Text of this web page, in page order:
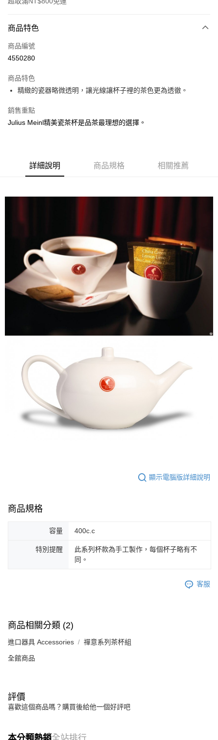
信用卡一次付款
超商取貨付款
Apple Pay
街口支付
悠遊付
AFTEE先享後付
【「AFTEE先享後付」結帳流程】
１．於結帳方式選擇「AFTEE先享後付」後，將跳轉至「AFTEE先享後付」
結帳頁面，進行簡訊認證並確認金額後，即可完成結帳。
２．訂單成立數日內，您將收到繳費通知簡訊。
３．收到繳費通知簡訊後14天內，點擊此簡訊中的連結，可透過四大超商／
ATM／網路銀行／等多元方式進行付款，方視為交易完成。
※ 請注意：結帳手續完成當下不需立刻繳費，但若您需要取消訂單，請聯絡
購買商品的店家。未經商家同意取消之訂單仍視為有效，需透過AFTEE先享
※ 交易是否成功請以「AFTEE先享後付 」之結帳頁面顯示為準，若有關於
是否繳費成功／繳費後需取消欲退款等相關疑問，請聯繫「AFTEE先享後付
【注意事項】
１．透過由恩沛科技股份有限公司提供之「AFTEE先享後付」服務完成之交
易，需依本服務之必要範圍內提供個人資料，並將交易相關給付款項請求債
權轉讓予恩沛科技股份有限公司。
２．關於個人資料處理事宜，請瀏覽以下網址：
https://aftee.tw/terms/#terms3
３．未成年的使用者請事先徵得法定代理人或監護人之同意方可使用
「AFTEE先享後付」，若未經同意申辦者引起之損失，本公司不負相關責
恩沛科技股份有限公司將有權停止該用戶之使用額度並採取法律行動。
全家取貨付款
每筆NT$60，滿NT$800(含以上)免運費
7-11取貨付款
每筆NT$60，滿NT$2,000(含以上)免運費
付款後7-11取貨(快速到店)
每筆NT$200，滿NT$1,500(含以上)免運費
付款後門市自取
免運費
每筆NT$180，滿NT$2,500(含以上)免運費
商品特色
商品編號
4550280
商品特色
精緻的瓷器略微透明，讓光線讓杯子裡的茶色更為透徹。
銷售重點
Julius Meinl精美瓷茶杯是品茶最理想的選擇。
詳細說明 商品規格 相關推薦
顯示電腦版詳細說明
商品規格
容量 400c.c
特別提醒
此系列杯款為手工製作，每個杯子略有不
同。
客服
商品相關分類 (2)
進口器具 Accessories 禪意系列茶杯組
全館商品
評價
喜歡這個商品嗎？購買後給他一個好評吧